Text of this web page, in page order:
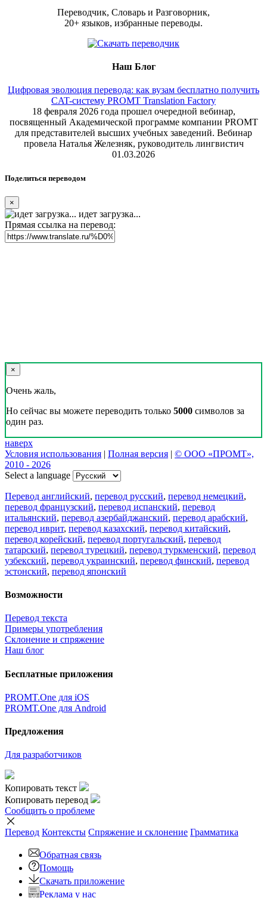
Переводчик, Словарь и Разговорник,
20+ языков, избранные переводы.
Наш Блог
Цифровая эволюция перевода: как вузам бесплатно получить
CAT-систему PROMT Translation Factory
18 февраля 2026 года прошел очередной вебинар,
посвященный Академической программе компании PROMT
для представителей высших учебных заведений. Вебинар
провела Наталья Железняк, руководитель лингвистич
01.03.2026
Поделиться переводом
×
идет загрузка...
Прямая ссылка на перевод:
×
Очень жаль,
Но сейчас вы можете переводить только 5000 символов за
один раз.
наверх
Условия использования | Полная версия | © ООО «ПРОМТ»,
2010 - 2026
Select a language
Перевод английский, перевод русский, перевод немецкий,
перевод французский, перевод испанский, перевод
итальянский, перевод азербайджанский, перевод арабский,
перевод иврит, перевод казахский, перевод китайский,
перевод корейский, перевод португальский, перевод
татарский, перевод турецкий, перевод туркменский, перевод
узбекский, перевод украинский, перевод финский, перевод
эстонский, перевод японский
Возможности
Перевод текста
Примеры употребления
Склонение и спряжение
Наш блог
Бесплатные приложения
PROMT.One для iOS
PROMT.One для Android
Предложения
Для разработчиков
Копировать текст
Копировать перевод
Сообщить о проблеме
Перевод Контексты Спряжение и склонение Грамматика
Обратная связь
Помощь
Скачать приложение
Реклама у нас